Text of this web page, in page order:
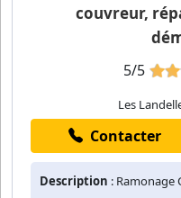
couvreur,
5/5
Les
Contacter
Description : Ramonage